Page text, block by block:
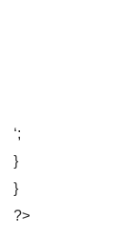
‘;
}
}
?>